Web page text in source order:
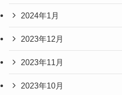
2024年1月
2023年12月
2023年11月
2023年10月